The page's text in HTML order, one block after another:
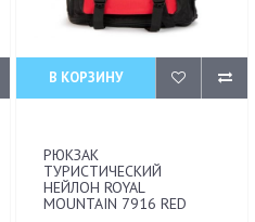
В КОРЗИНУ
РЮКЗАК
ТУРИСТИЧЕСКИЙ
НЕЙЛОН ROYAL
MOUNTAIN 7916 RED